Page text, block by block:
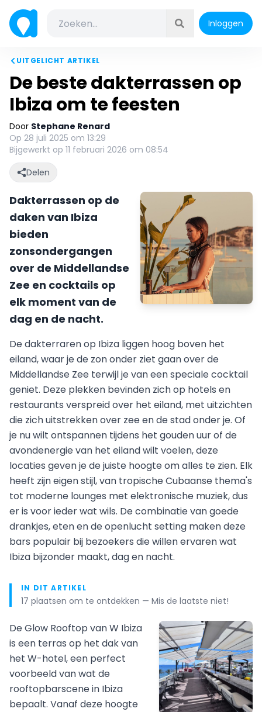
Inloggen
UITGELICHT ARTIKEL
De beste dakterrassen op
Ibiza om te feesten
Door Stephane Renard
Op 28 juli 2025 om 13:29
Bijgewerkt op 11 februari 2026 om 08:54
Delen
Dakterrassen op de
daken van Ibiza
bieden
zonsondergangen
over de Middellandse
Zee en cocktails op
elk moment van de
dag en de nacht.
De dakterraren op Ibiza liggen hoog boven het
eiland, waar je de zon onder ziet gaan over de
Middellandse Zee terwijl je van een speciale cocktail
geniet. Deze plekken bevinden zich op hotels en
restaurants verspreid over het eiland, met uitzichten
die zich uitstrekken over zee en de stad onder je. Of
je nu wilt ontspannen tijdens het gouden uur of de
avondenergie van het eiland wilt voelen, deze
locaties geven je de juiste hoogte om alles te zien. Elk
heeft zijn eigen stijl, van tropische Cubaanse thema's
tot moderne lounges met elektronische muziek, dus
er is voor ieder wat wils. De combinatie van goede
drankjes, eten en de openlucht setting maken deze
bars populair bij bezoekers die willen ervaren wat
Ibiza bijzonder maakt, dag en nacht.
IN DIT ARTIKEL
17 plaatsen om te ontdekken — Mis de laatste niet!
De Glow Rooftop van W Ibiza
is een terras op het dak van
het W-hotel, een perfect
voorbeeld van wat de
rooftopbarscene in Ibiza
bepaalt. Vanaf deze hoogte